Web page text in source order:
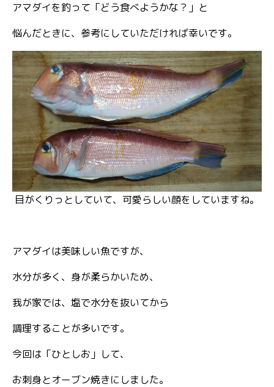
アマダイを釣って「どう食べようかな？」と
悩んだときに、参考にしていただければ幸いです。
目がくりっとしていて、可愛らしい顔をしていますね。
アマダイは美味しい魚ですが、
水分が多く、身が柔らかいため、
我が家では、塩で水分を抜いてから
調理することが多いです。
今回は「ひとしお」して、
お刺身とオーブン焼きにしました。